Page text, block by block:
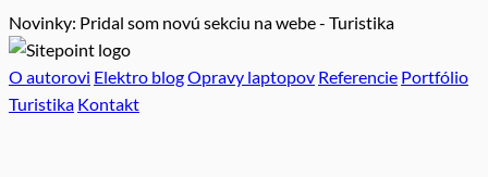
Novinky: Pridal som novú sekciu na webe - Turistika
O autorovi Elektro blogOpravy laptopov Referencie Portfólio
Turistika Kontakt